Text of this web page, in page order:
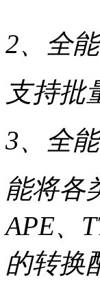
2、全
支持批
3、全
能将各
APE、
的转换